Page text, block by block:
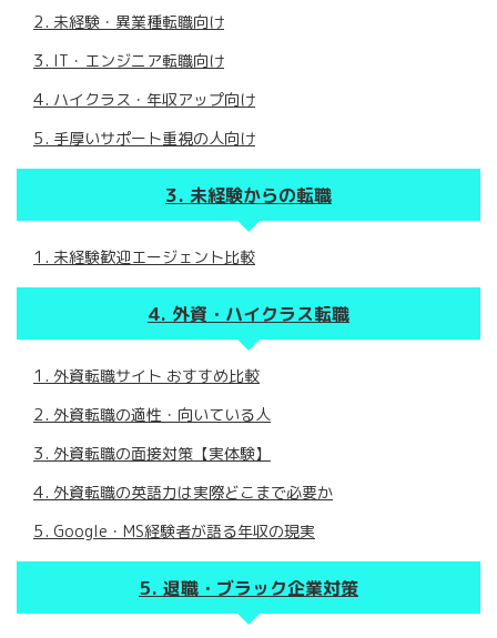
未経験・異業種転職向け
IT・エンジニア転職向け
ハイクラス・年収アップ向け
手厚いサポート重視の人向け
未経験からの転職
未経験歓迎エージェント比較
外資・ハイクラス転職
外資転職サイト おすすめ比較
外資転職の適性・向いている人
外資転職の面接対策【実体験】
外資転職の英語力は実際どこまで必要か
Google・MS経験者が語る年収の現実
退職・ブラック企業対策